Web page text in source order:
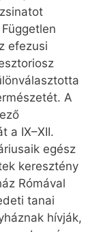
efezusi
A
a IX–XII.
egész
keresztény
Rómával
tanai
hívják,